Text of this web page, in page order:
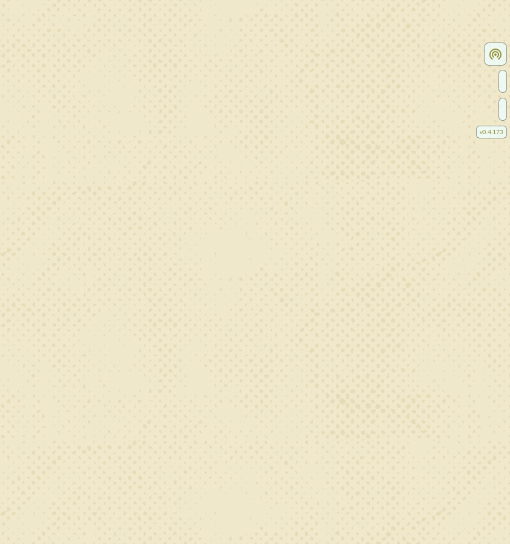
v0.4.173